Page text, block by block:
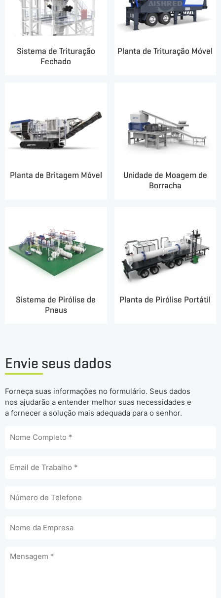
Sistema de Trituração
Fechado
Planta de Trituração Móvel
Planta de Britagem Móvel
Unidade de Moagem de
Borracha
Sistema de Pirólise de
Pneus
Planta de Pirólise Portátil
Envie seus dados
Forneça suas informações no formulário. Seus dados
nos ajudarão a entender melhor suas necessidades e
a fornecer a solução mais adequada para o senhor.